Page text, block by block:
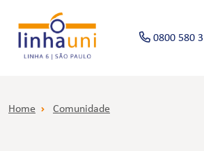
0800 580
Home Comunidade